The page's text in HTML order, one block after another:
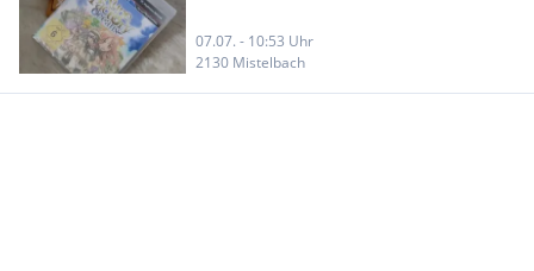
07.07. - 10:53 Uhr
2130 Mistelbach